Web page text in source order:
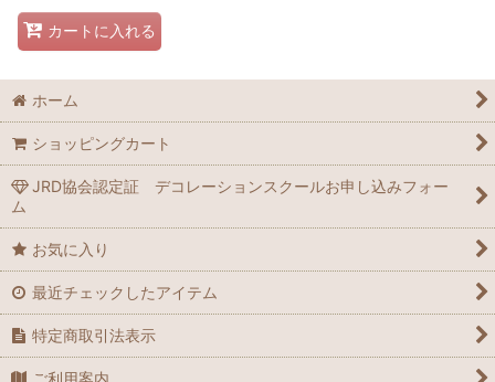
カートに入れる
ホーム
ショッピングカート
JRD協会認定証 デコレーションスクールお申し込みフォー
ム
お気に入り
最近チェックしたアイテム
特定商取引法表示
ご利用案内